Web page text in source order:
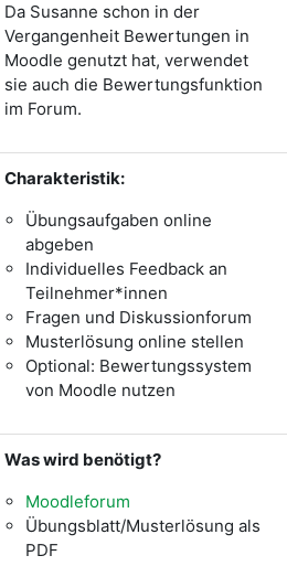
Da Susanne schon in der
Vergangenheit Bewertungen in
Moodle genutzt hat, verwendet
sie auch die Bewertungsfunktion
im Forum.
Charakteristik:
Übungsaufgaben online
abgeben
Individuelles Feedback an
Teilnehmer*innen
Fragen und Diskussionforum
Musterlösung online stellen
Optional: Bewertungssystem
von Moodle nutzen
Was wird benötigt?
Moodleforum
Übungsblatt/Musterlösung als
PDF